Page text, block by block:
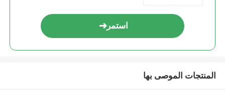
استمر
المنتجات الموصى بها